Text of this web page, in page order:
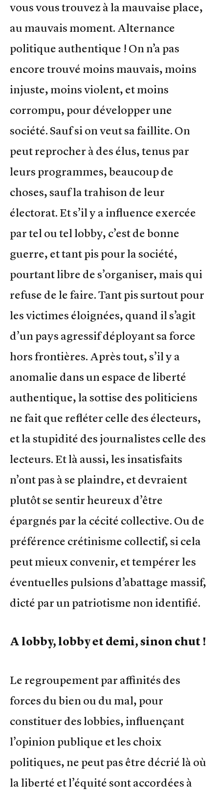
vous vous trouvez à la mauvaise place,
au mauvais moment. Alternance
politique authentique ! On n’a pas
encore trouvé moins mauvais, moins
injuste, moins violent, et moins
corrompu, pour développer une
société. Sauf si on veut sa faillite. On
peut reprocher à des élus, tenus par
leurs programmes, beaucoup de
choses, sauf la trahison de leur
électorat. Et s’il y a influence exercée
par tel ou tel lobby, c’est de bonne
guerre, et tant pis pour la société,
pourtant libre de s’organiser, mais qui
refuse de le faire. Tant pis surtout pour
les victimes éloignées, quand il s’agit
d’un pays agressif déployant sa force
hors frontières. Après tout, s’il y a
anomalie dans un espace de liberté
authentique, la sottise des politiciens
ne fait que refléter celle des électeurs,
et la stupidité des journalistes celle des
lecteurs. Et là aussi, les insatisfaits
n’ont pas à se plaindre, et devraient
plutôt se sentir heureux d’être
épargnés par la cécité collective. Ou de
préférence crétinisme collectif, si cela
peut mieux convenir, et tempérer les
éventuelles pulsions d’abattage massif,
dicté par un patriotisme non identifié.
A lobby, lobby et demi, sinon chut !
Le regroupement par affinités des
forces du bien ou du mal, pour
constituer des lobbies, influençant
l’opinion publique et les choix
politiques, ne peut pas être décrié là où
la liberté et l’équité sont accordées à